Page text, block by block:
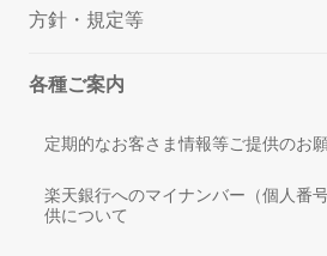
方針・規定等
各種ご案内
定期的なお客さま情報等ご提供のお
楽天銀行へのマイナンバー（個人番
供について